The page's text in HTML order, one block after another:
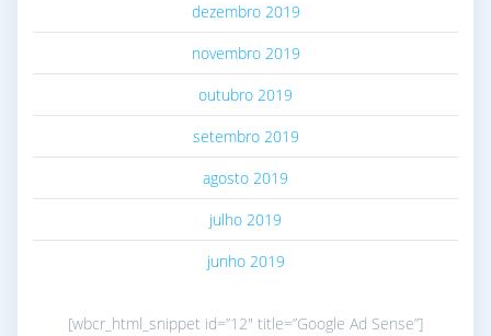
dezembro 2019
novembro 2019
outubro 2019
setembro 2019
agosto 2019
julho 2019
junho 2019
[wbcr_html_snippet id=”12″ title=”Google Ad Sense”]